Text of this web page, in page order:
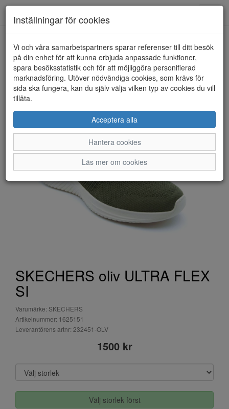
HEM SKECHERS
SKECHERS oliv ULTRA FLEX
SI
Varumärke: SKECHERS
Artikelnummer: 1625151
Leverantörens artnr: 232451-OLV
1500 kr
Välj storlek först
Inställningar för cookies
Vi och våra samarbetspartners sparar referenser till ditt besök
på din enhet för att kunna erbjuda anpassade funktioner,
spara besöksstatistik och för att möjliggöra personifierad
marknadsföring. Utöver nödvändiga cookies, som krävs för
sida ska fungera, kan du själv välja vilken typ av cookies du vill
tillåta.
Acceptera alla
Hantera cookies
Läs mer om cookies